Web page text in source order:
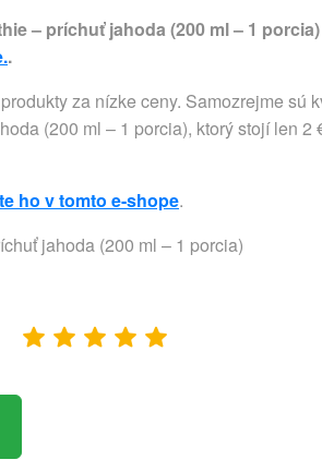
– príchuť jahoda (200 ml – 1 porcia)
.
za nízke ceny. Samozrejme sú
(200 ml – 1 porcia), ktorý stojí len 2
ho v tomto e-shope.
jahoda (200 ml – 1 porcia)